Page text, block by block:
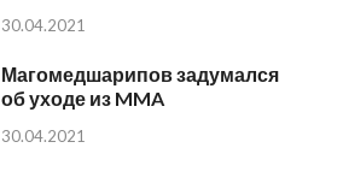
30.04.2021
Магомедшарипов задумался
об уходе из MMA
30.04.2021